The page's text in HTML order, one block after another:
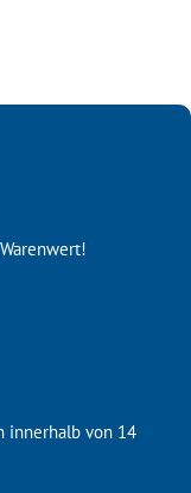
innerhalb von 14